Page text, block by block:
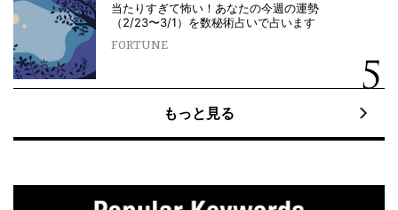
当たりすぎて怖い！あなたの今週の運勢
（2/23〜3/1）を数秘術占いで占います
FORTUNE
もっと見る